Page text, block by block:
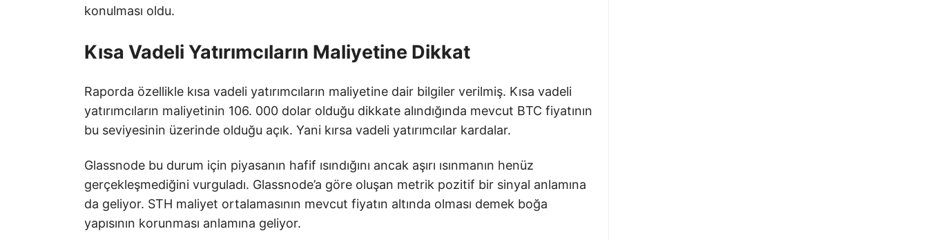
konulması oldu.
Kısa Vadeli Yatırımcıların Maliyetine Dikkat
Raporda özellikle kısa vadeli yatırımcıların maliyetine dair bilgiler verilmiş. Kısa vadeli
yatırımcıların maliyetinin 106. 000 dolar olduğu dikkate alındığında mevcut BTC fiyatının
bu seviyesinin üzerinde olduğu açık. Yani kırsa vadeli yatırımcılar kardalar.
Glassnode bu durum için piyasanın hafif ısındığını ancak aşırı ısınmanın henüz
gerçekleşmediğini vurguladı. Glassnode’a göre oluşan metrik pozitif bir sinyal anlamına
da geliyor. STH maliyet ortalamasının mevcut fiyatın altında olması demek boğa
yapısının korunması anlamına geliyor.